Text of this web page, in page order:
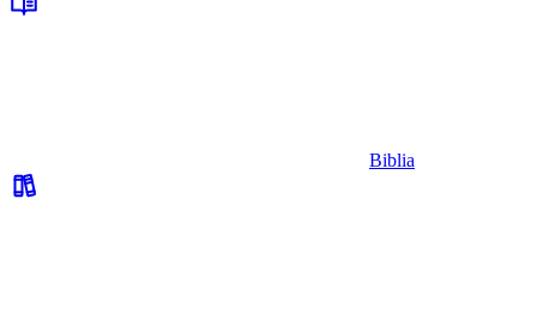
Biblia